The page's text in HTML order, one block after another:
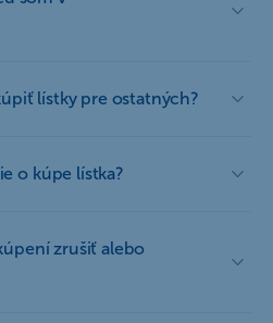
lístky pre ostatných?
o kúpe lístka?
zrušiť alebo